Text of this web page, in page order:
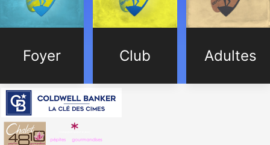
Foyer Club Adultes